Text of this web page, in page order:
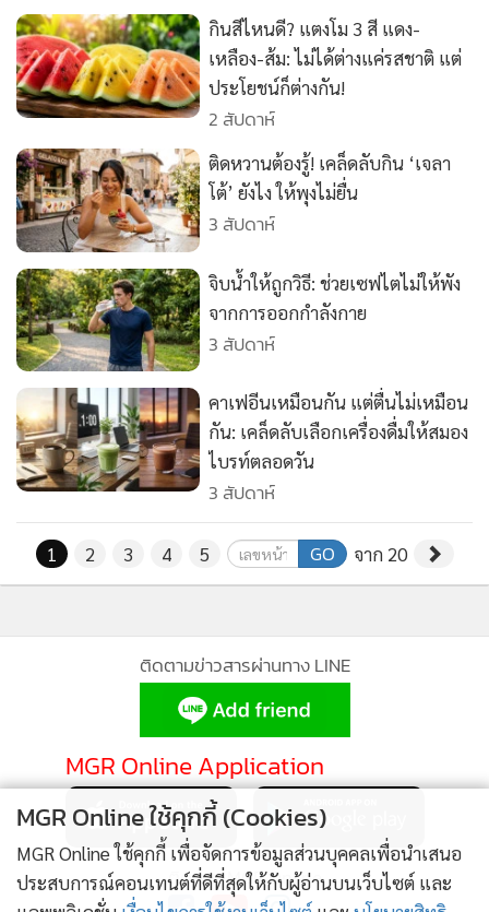
• SMEs
• หุ้น
• อินโดจีน
• กองทุนรวม
• Celeb Online
• Factcheck
• ญี่ปุ่น
• News1
• Gotomanager
กินสีไหนดี? แตงโม 3 สี แดง-
เหลือง-ส้ม: ไม่ได้ต่างแค่รสชาติ แต่
ประโยชน์ก็ต่างกัน!
2 สัปดาห์
ติดหวานต้องรู้! เคล็ดลับกิน ‘เจลา
โต้’ ยังไง ให้พุงไม่ยื่น
3 สัปดาห์
จิบน้ำให้ถูกวิธี: ช่วยเซฟไตไม่ให้พัง
จากการออกกำลังกาย
3 สัปดาห์
คาเฟอีนเหมือนกัน แต่ตื่นไม่เหมือน
กัน: เคล็ดลับเลือกเครื่องดื่มให้สมอง
ไบรท์ตลอดวัน
3 สัปดาห์
1 2 3 4 5 GO จาก 20
ติดตามข่าวสารผ่านทาง LINE
MGR Online Application
ติดตาม MGR Online
MGR Online ใช้คุกกี้ (Cookies)
MGR Online ใช้คุกกี้ เพื่อจัดการข้อมูลส่วนบุคคลเพื่อนำเสนอ
ประสบการณ์คอนเทนต์ที่ดีที่สุดให้กับผู้อ่านบนเว็บไซต์ และ